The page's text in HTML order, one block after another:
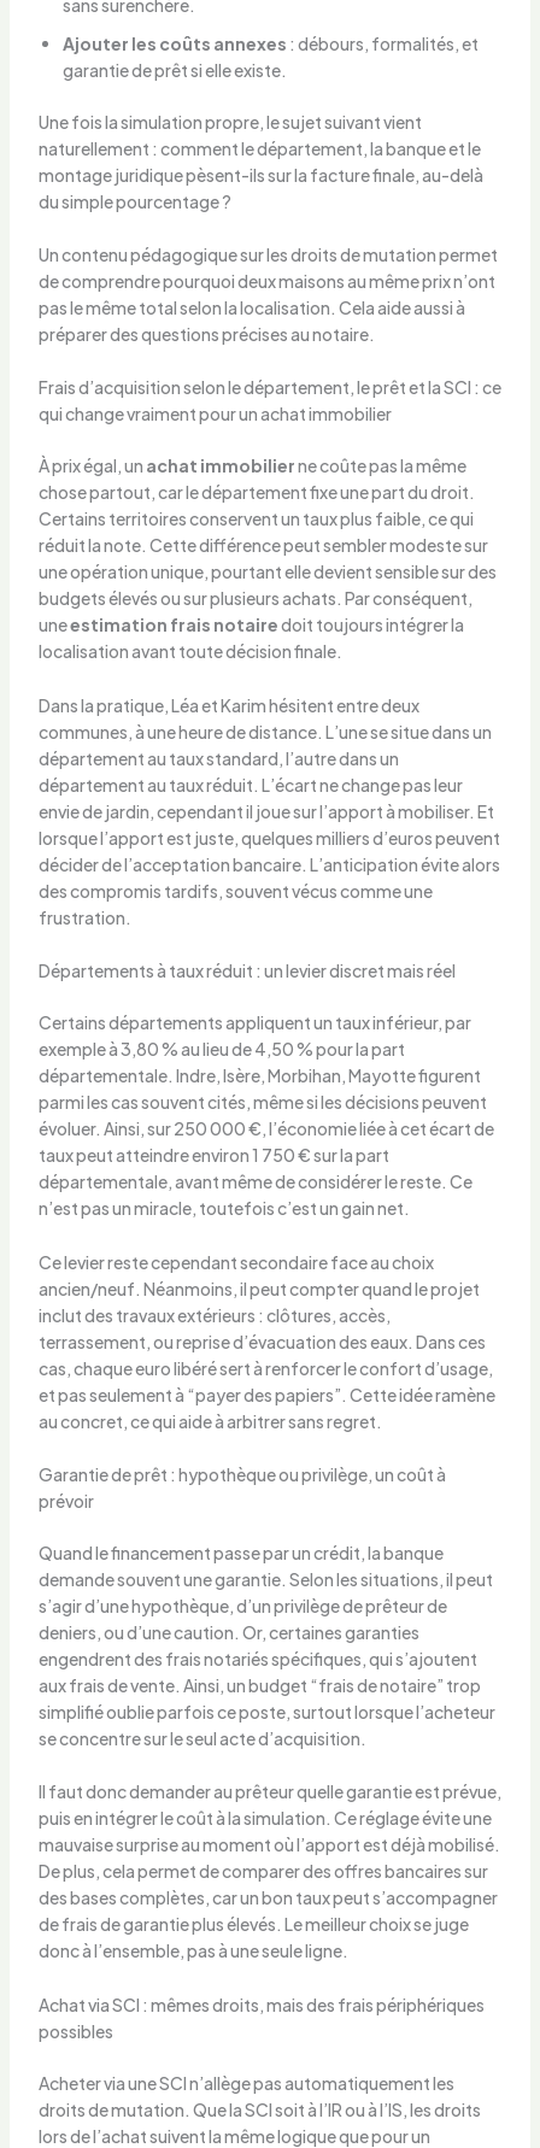
Ajouter les coûts annexes : débours, formalités, et
garantie de prêt si elle existe.
Une fois la simulation propre, le sujet suivant vient
naturellement : comment le département, la banque et le
montage juridique pèsent-ils sur la facture finale, au-delà
du simple pourcentage ?
Un contenu pédagogique sur les droits de mutation permet
de comprendre pourquoi deux maisons au même prix n’ont
pas le même total selon la localisation. Cela aide aussi à
préparer des questions précises au notaire.
Frais d’acquisition selon le département, le prêt et la SCI : ce
qui change vraiment pour un achat immobilier
À prix égal, un achat immobilierne coûte pas la même
chose partout, car le département fixe une part du droit.
Certains territoires conservent un taux plus faible, ce qui
réduit la note. Cette différence peut sembler modeste sur
une opération unique, pourtant elle devient sensible sur des
budgets élevés ou sur plusieurs achats. Par conséquent,
uneestimation frais notairedoit toujours intégrer la
localisation avant toute décision finale.
Dans la pratique, Léa et Karim hésitent entre deux
communes, à une heure de distance. L’une se situe dans un
département au taux standard, l’autre dans un
département au taux réduit. L’écart ne change pas leur
envie de jardin, cependant il joue sur l’apport à mobiliser. Et
lorsque l’apport est juste, quelques milliers d’euros peuvent
décider de l’acceptation bancaire. L’anticipation évite alors
des compromis tardifs, souvent vécus comme une
frustration.
Départements à taux réduit : un levier discret mais réel
Certains départements appliquent un taux inférieur, par
exemple à 3,80 % au lieu de 4,50 % pour la part
départementale. Indre, Isère, Morbihan, Mayotte figurent
parmi les cas souvent cités, même si les décisions peuvent
évoluer. Ainsi, sur 250 000 €, l’économie liée à cet écart de
taux peut atteindre environ 1 750 € sur la part
départementale, avant même de considérer le reste. Ce
n’est pas un miracle, toutefois c’est un gain net.
Ce levier reste cependant secondaire face au choix
ancien/neuf. Néanmoins, il peut compter quand le projet
inclut des travaux extérieurs : clôtures, accès,
terrassement, ou reprise d’évacuation des eaux. Dans ces
cas, chaque euro libéré sert à renforcer le confort d’usage,
et pas seulement à “payer des papiers”. Cette idée ramène
au concret, ce qui aide à arbitrer sans regret.
Garantie de prêt : hypothèque ou privilège, un coût à
prévoir
Quand le financement passe par un crédit, la banque
demande souvent une garantie. Selon les situations, il peut
s’agir d’une hypothèque, d’un privilège de prêteur de
deniers, ou d’une caution. Or, certaines garanties
engendrent des frais notariés spécifiques, qui s’ajoutent
aux frais de vente. Ainsi, un budget “frais de notaire” trop
simplifié oublie parfois ce poste, surtout lorsque l’acheteur
se concentre sur le seul acte d’acquisition.
Il faut donc demander au prêteur quelle garantie est prévue,
puis en intégrer le coût à la simulation. Ce réglage évite une
mauvaise surprise au moment où l’apport est déjà mobilisé.
De plus, cela permet de comparer des offres bancaires sur
des bases complètes, car un bon taux peut s’accompagner
de frais de garantie plus élevés. Le meilleur choix se juge
donc à l’ensemble, pas à une seule ligne.
Achat via SCI : mêmes droits, mais des frais périphériques
possibles
Acheter via une SCI n’allège pas automatiquement les
droits de mutation. Que la SCI soit à l’IR ou à l’IS, les droits
lors de l’achat suivent la même logique que pour un